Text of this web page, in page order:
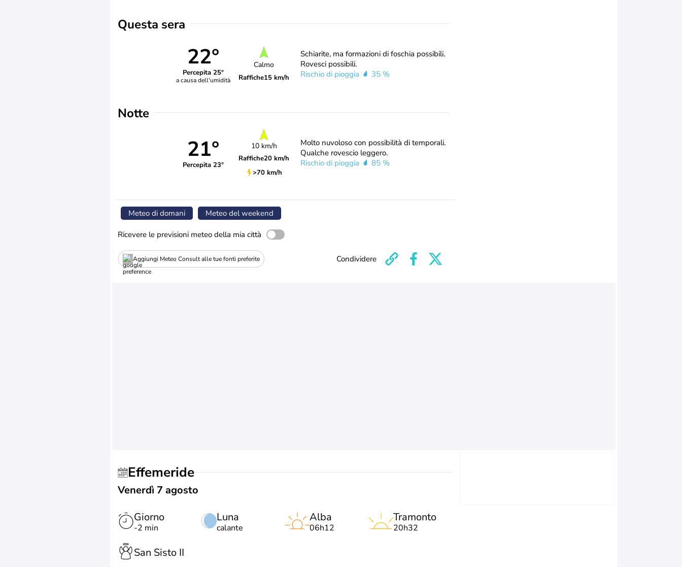
Questa sera
22°
Percepita 25°
a causa dell'umidità
Calmo
Raffiche15 km/h
Schiarite, ma formazioni di foschia possibili.
Rovesci possibili.
Rischio di pioggia
35 %
Notte
21°
Percepita 23°
10 km/h
Raffiche20 km/h
>70 km/h
Molto nuvoloso con possibilità di temporali.
Qualche rovescio leggero.
Rischio di pioggia
85 %
Meteo di domani Meteo del weekend
Ricevere le previsioni meteo della mia città
Aggiungi Meteo Consult alle tue fonti preferite Condividere
Effemeride
Venerdì 7 agosto
Giorno
-2 min
Luna
calante
Alba
06h12
Tramonto
20h32
San Sisto II